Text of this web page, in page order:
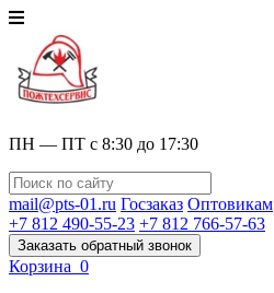
ПН — ПТ с 8:30 до 17:30
mail@pts-01.ru Госзаказ Оптовикам
+7 812 490-55-23 +7 812 766-57-63
Заказать обратный звонок
Корзина 0